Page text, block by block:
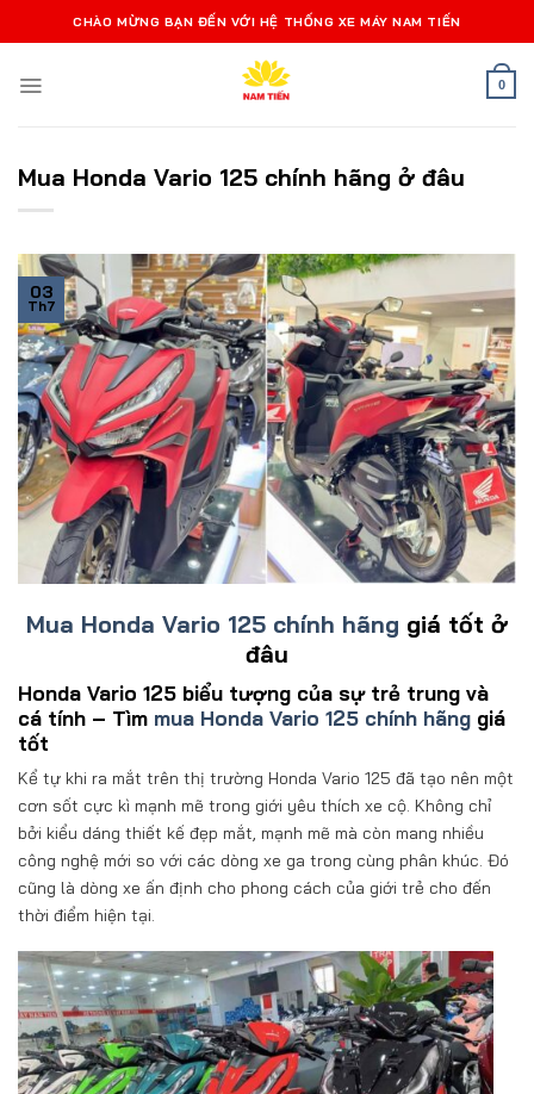
qua
dung
CHÀO MỪNG BẠN ĐẾN VỚI HỆ THỐNG XE MÁY NAM TIẾN
0
Mua Honda Vario 125 chính hãng ở đâu
03
Th7
Mua Honda Vario 125 chính hãng giá tốt ở
đâu
Honda Vario 125 biểu tượng của sự trẻ trung và
cá tính – Tìm mua Honda Vario 125 chính hãng giá
tốt
Kể tự khi ra mắt trên thị trường Honda Vario 125 đã tạo nên một
cơn sốt cực kì mạnh mẽ trong giới yêu thích xe cộ. Không chỉ
bởi kiểu dáng thiết kế đẹp mắt, mạnh mẽ mà còn mang nhiều
công nghệ mới so với các dòng xe ga trong cùng phân khúc. Đó
cũng là dòng xe ấn định cho phong cách của giới trẻ cho đến
thời điểm hiện tại.